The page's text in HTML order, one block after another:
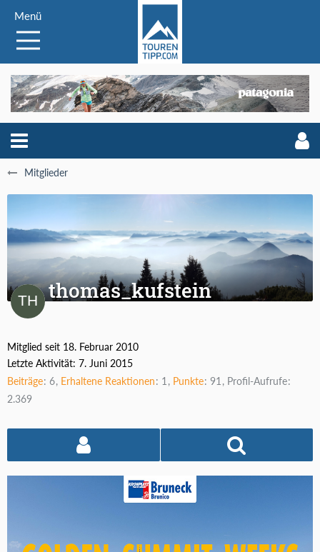
Menü
Mitglieder
thomas_kufstein
Mitglied seit 18. Februar 2010
Letzte Aktivität: 7. Juni 2015
Beiträge 6 Erhaltene Reaktionen 1 Punkte 91
Profil-Aufrufe
2.369